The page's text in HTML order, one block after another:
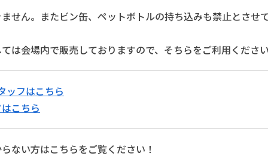
せん。またビン缶、ペットボトルの持ち込みも禁止とさせ
は会場内で販売しておりますので、そちらをご利用ください
ッフはこちら
こちら
ない方はこちらをご覧ください！